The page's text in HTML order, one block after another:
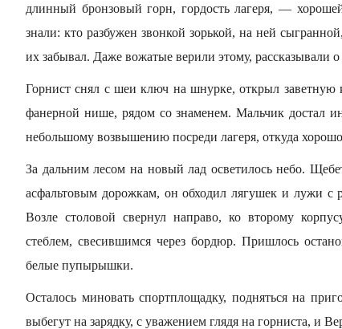
длинный бронзовый горн, гордость лагеря, —
знали: кто разбужен звонкой зорькой, на ней
их забывал. Даже вожатые верили этому, рассказывали
Горнист снял с шеи ключ на шнурке, открыл заветную
фанерной нише, рядом со знаменем. Мальчик достал
небольшому возвышению посреди лагеря, откуда
За дальним лесом на новый лад осветилось небо.
асфальтовым дорожкам, он обходил лягушек и лужи
Возле столовой свернул направо, ко второму
стеблем, свесившимся через бордюр. Пришлось
белые пупырышки.
Осталось миновать спортплощадку, подняться на
выбегут на зарядку, с уважением глядя на горниста, и